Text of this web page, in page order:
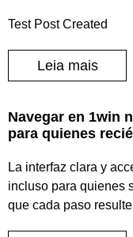
Test Post Created
Leia mais
Navegar en 1win
para quienes
La interfaz clara y
incluso para quienes
que cada paso